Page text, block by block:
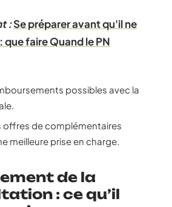
:Se préparer avant qu'il ne
faire Quand le PN
possibles avec la
offres de complémentaires
meilleure prise en charge.
de la
: ce qu’il